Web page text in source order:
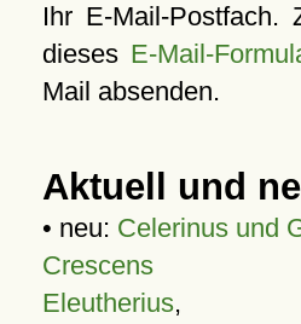
Ihr E-Mail-Postfach.
dieses E-Mail-
Mail absenden.
Aktuell und
• neu: Celerinus und
Crescens
Eleutherius,